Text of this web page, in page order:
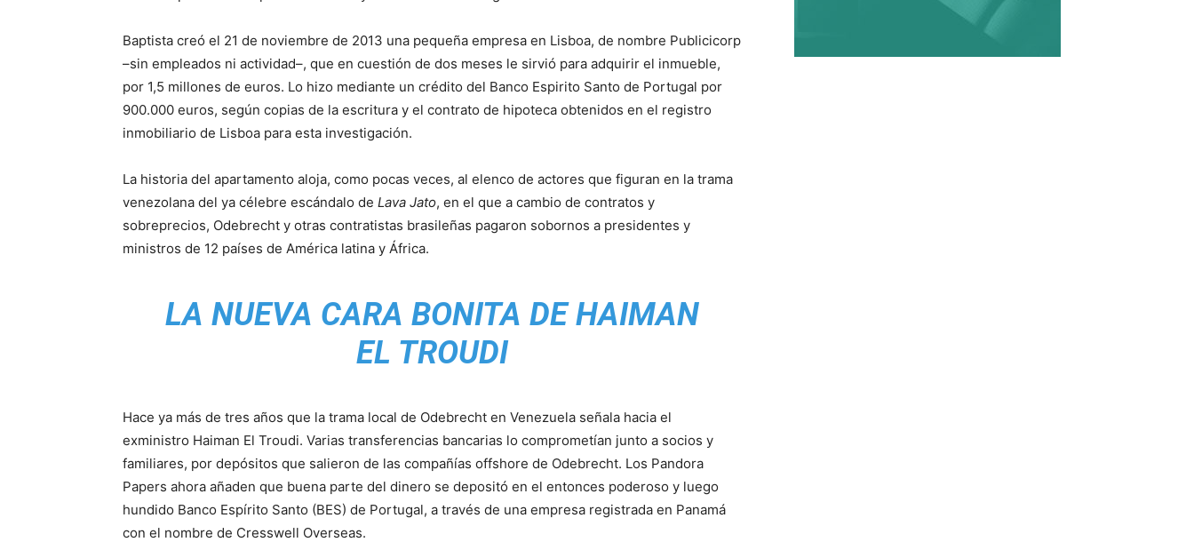
Baptista creó el 21 de noviembre de 2013 una pequeña empresa en Lisboa, de nombre Publicicorp
–sin empleados ni actividad–, que en cuestión de dos meses le sirvió para adquirir el inmueble,
por 1,5 millones de euros. Lo hizo mediante un crédito del Banco Espirito Santo de Portugal por
900.000 euros, según copias de la escritura y el contrato de hipoteca obtenidos en el registro
inmobiliario de Lisboa para esta investigación.
La historia del apartamento aloja, como pocas veces, al elenco de actores que figuran en la trama
venezolana del ya célebre escándalo de Lava Jato, en el que a cambio de contratos y
sobreprecios, Odebrecht y otras contratistas brasileñas pagaron sobornos a presidentes y
ministros de 12 países de América latina y África.
LA NUEVA CARA BONITA DE HAIMAN
EL TROUDI
Hace ya más de tres años que la trama local de Odebrecht en Venezuela señala hacia el
exministro Haiman El Troudi. Varias transferencias bancarias lo comprometían junto a socios y
familiares, por depósitos que salieron de las compañías offshore de Odebrecht. Los Pandora
Papers ahora añaden que buena parte del dinero se depositó en el entonces poderoso y luego
hundido Banco Espírito Santo (BES) de Portugal, a través de una empresa registrada en Panamá
con el nombre de Cresswell Overseas.